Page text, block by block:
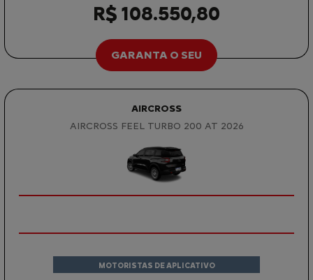
R$ 108.550,80
GARANTA O SEU
AIRCROSS
AIRCROSS FEEL TURBO 200 AT 2026
MOTORISTAS DE APLICATIVO